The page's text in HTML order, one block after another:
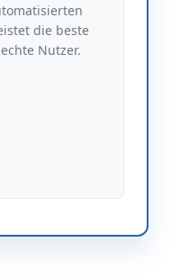
die beste
Nutzer.